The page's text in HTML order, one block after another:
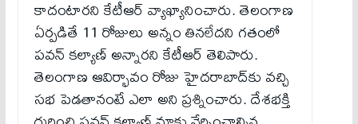
కాదంటారని కేటీఆర్ వ్యాఖ్యానించారు. తెలంగాణ
ఏర్పడితే 11 రోజులు అన్నం తినలేదని గతంలో
పవన్ కల్యాణ్ అన్నారని కేటీఆర్ తెలిపారు.
తెలంగాణ ఆవిర్భావం రోజు హైదరాబాద్‌కు వచ్చి
సభ పెడతానంటే ఎలా అని ప్రశ్నించారు. దేశభక్తి